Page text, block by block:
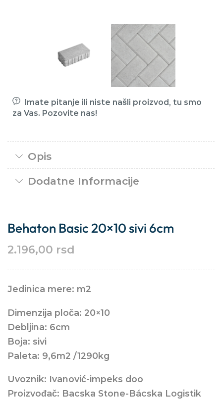
Imate pitanje ili niste našli proizvod, tu smo
za Vas. Pozovite nas!
Opis
Dodatne Informacije
Behaton Basic 20×10 sivi 6cm
2.196,00 rsd
Jedinica mere: m2
Dimenzija ploča: 20×10
Debljina: 6cm
Boja: sivi
Paleta: 9,6m2 /1290kg
Uvoznik: Ivanović-impeks doo
Proizvođač: Bacska Stone-Bácska Logistik